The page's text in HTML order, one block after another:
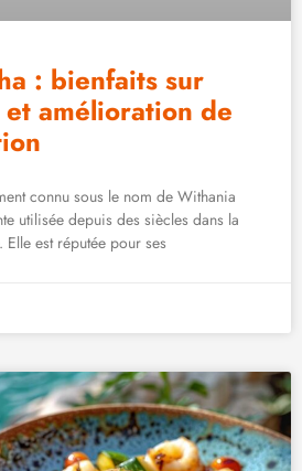
: bienfaits sur
et amélioration de
connu sous le nom de Withania
utilisée depuis des siècles dans la
est réputée pour ses